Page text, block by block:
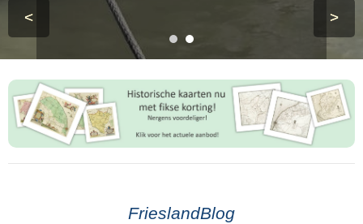
< >
FrieslandBlog